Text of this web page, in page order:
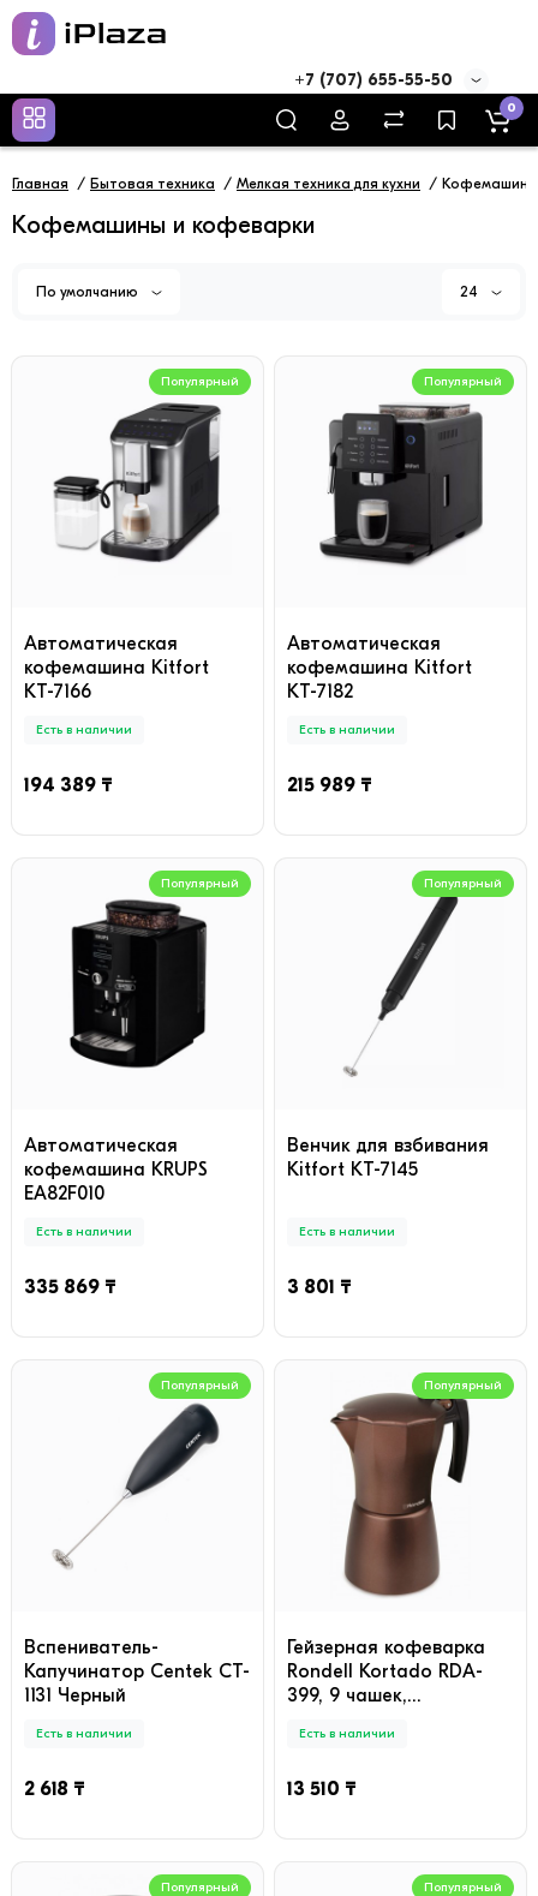
+7 (707) 655-55-50
0
Главная Бытовая техника Мелкая техника для кухни
Кофемашины и кофеварки
По умолчанию 24
Популярный
Автоматическая
кофемашина Kitfort
КТ-7166
Есть в наличии
194 389 ₸
Популярный
Автоматическая
кофемашина Kitfort
КТ-7182
Есть в наличии
215 989 ₸
Популярный
Автоматическая
кофемашина KRUPS
EA82F010
Есть в наличии
335 869 ₸
Популярный
Венчик для взбивания
Kitfort КТ-7145
Есть в наличии
3 801 ₸
Популярный
Вспениватель-
Капучинатор Centek CT-
1131 Черный
Есть в наличии
2 618 ₸
Популярный
Гейзерная кофеварка
Rondell Kortado RDA-
399, 9 чашек,
Есть в наличии
13 510 ₸
Популярный Популярный